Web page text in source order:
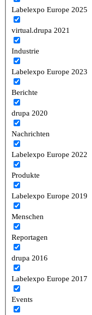
Labelexpo Europe 2025
virtual.drupa 2021
Industrie
Labelexpo Europe 2023
Berichte
drupa 2020
Nachrichten
Labelexpo Europe 2022
Produkte
Labelexpo Europe 2019
Menschen
Reportagen
drupa 2016
Labelexpo Europe 2017
Events